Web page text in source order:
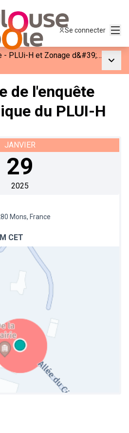
Se connecter
Enquête publique unique - PLUi-H et Zonage d&#39;Assainissement de Toulouse Métropole
de l'enquête
du PLUI-H
JANVIER
29
2025
Mons, France
CET